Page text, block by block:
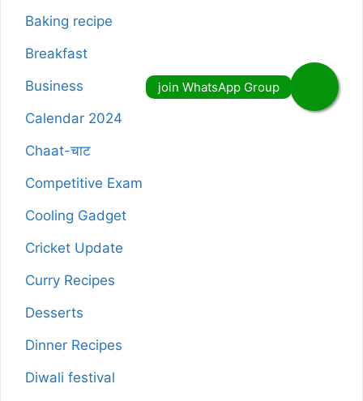
Baking recipe
Breakfast
Business
Calendar 2024
Chaat-चाट
Competitive Exam
Cooling Gadget
Cricket Update
Curry Recipes
Desserts
Dinner Recipes
Diwali festival